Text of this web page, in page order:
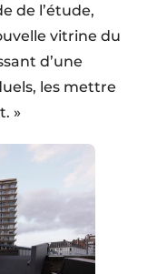
de l’étude,
vitrine du
d’une
les mettre
»